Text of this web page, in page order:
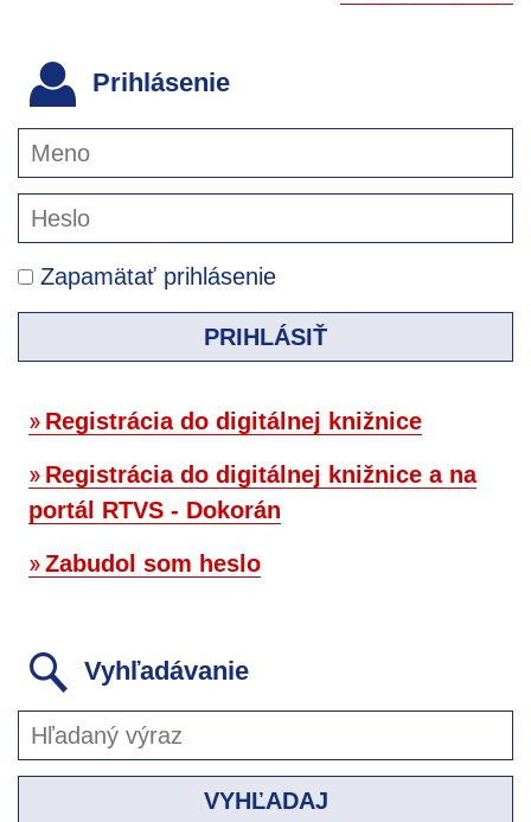
Prihlásenie
Zapamätať prihlásenie
PRIHLÁSIŤ
Registrácia do digitálnej knižnice
Registrácia do digitálnej knižnice a na
portál RTVS - Dokorán
Zabudol som heslo
Vyhľadávanie
VYHĽADAJ